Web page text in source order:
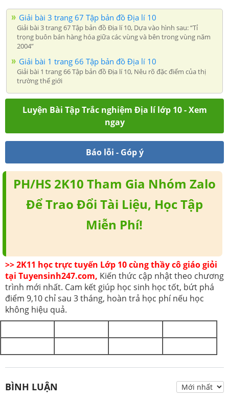
Giải bài 3 trang 67 Tập bản đồ Địa lí 10
Giải bài 3 trang 67 Tập bản đồ Địa lí 10, Dựa vào hình sau: “Tỉ
trọng buôn bán hàng hóa giữa các vùng và bên trong vùng năm
2004”
Giải bài 1 trang 66 Tập bản đồ Địa lí 10
Giải bài 1 trang 66 Tập bản đồ Địa lí 10, Nêu rõ đặc điểm của thị
trường thế giới
Luyện Bài Tập Trắc nghiệm Địa lí lớp 10 - Xem
ngay
Báo lỗi - Góp ý
PH/HS 2K10 Tham Gia Nhóm Zalo
Để Trao Đổi Tài Liệu, Học Tập
Miễn Phí!
>> 2K11 học trực tuyến Lớp 10 cùng thầy cô giáo giỏi
tại Tuyensinh247.com, Kiến thức cập nhật theo chương
trình mới nhất. Cam kết giúp học sinh học tốt, bứt phá
điểm 9,10 chỉ sau 3 tháng, hoàn trả học phí nếu học
không hiệu quả.
BÌNH LUẬN